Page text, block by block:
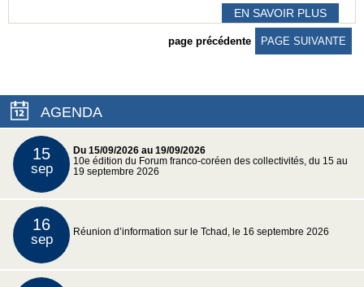
EN SAVOIR PLUS
page précédente PAGE SUIVANTE
AGENDA
15
sep
Du 15/09/2026 au 19/09/2026
10e édition du Forum franco-coréen des collectivités, du 15 au
19 septembre 2026
16
sep Réunion d’information sur le Tchad, le 16 septembre 2026